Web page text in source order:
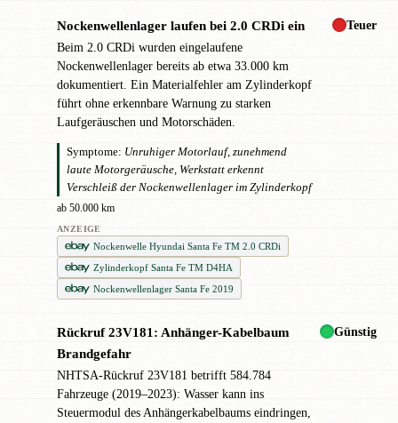
Nockenwellenlager laufen bei 2.0 CRDi ein
Beim 2.0 CRDi wurden eingelaufene
Nockenwellenlager bereits ab etwa 33.000 km
dokumentiert. Ein Materialfehler am Zylinderkopf
führt ohne erkennbare Warnung zu starken
Laufgeräuschen und Motorschäden.
Symptome: Unruhiger Motorlauf, zunehmend
laute Motorgeräusche, Werkstatt erkennt
Verschleiß der Nockenwellenlager im Zylinderkopf
ab 50.000 km
ANZEIGE
Nockenwelle Hyundai Santa Fe TM 2.0 CRDi
Zylinderkopf Santa Fe TM D4HA
Nockenwellenlager Santa Fe 2019
Teuer
Rückruf 23V181: Anhänger-Kabelbaum
Brandgefahr
NHTSA-Rückruf 23V181 betrifft 584.784
Fahrzeuge (2019–2023): Wasser kann ins
Steuermodul des Anhängerkabelbaums eindringen,
Günstig